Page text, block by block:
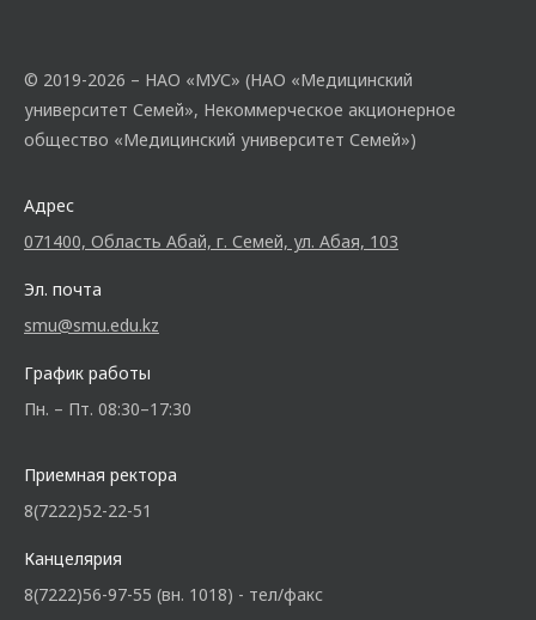
© 2019-2026 – НАО «МУС» (НАО «Медицинский
университет Семей», Некоммерческое акционерное
общество «Медицинский университет Семей»)
Адрес
071400, Область Абай, г. Семей, ул. Абая, 103
Эл. почта
smu@smu.edu.kz
График работы
Пн. – Пт. 08:30–17:30
Приемная ректора
8(7222)52-22-51
Канцелярия
8(7222)56-97-55 (вн. 1018) - тел/факс